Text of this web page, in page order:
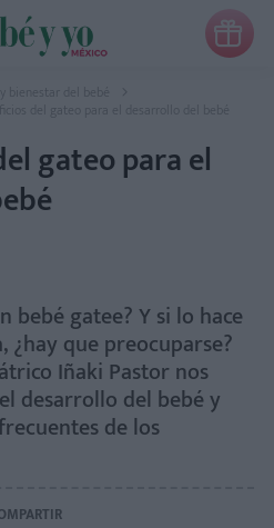

y bienestar del bebé
del gateo para el desarrollo del bebé
gateo para el
bebé gatee? Y si lo hace
que preocuparse?
Iñaki Pastor nos
desarrollo del bebé y
de los